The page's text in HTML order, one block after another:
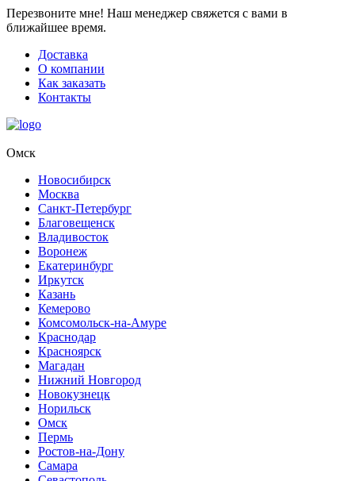
Перезвоните мне! Наш менеджер свяжется с вами в
ближайшее время.
Доставка
О компании
Как заказать
Контакты
Омск
Новосибирск
Москва
Санкт-Петербург
Благовещенск
Владивосток
Воронеж
Екатеринбург
Иркутск
Казань
Кемерово
Комсомольск-на-Амуре
Краснодар
Красноярск
Магадан
Нижний Новгород
Новокузнецк
Норильск
Омск
Пермь
Ростов-на-Дону
Самара